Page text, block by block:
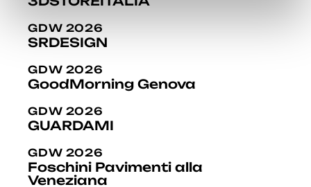
GDW 2026
SRDESIGN
GDW 2026
GoodMorning Genova
GDW 2026
GUARDAMI
GDW 2026
Foschini Pavimenti alla
Veneziana